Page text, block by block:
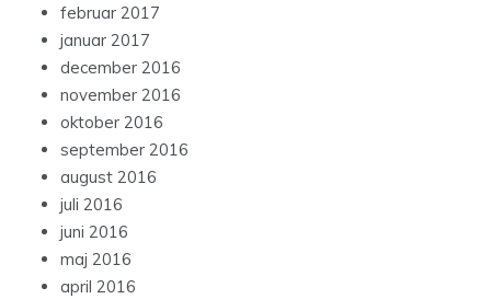
februar 2017
januar 2017
december 2016
november 2016
oktober 2016
september 2016
august 2016
juli 2016
juni 2016
maj 2016
april 2016